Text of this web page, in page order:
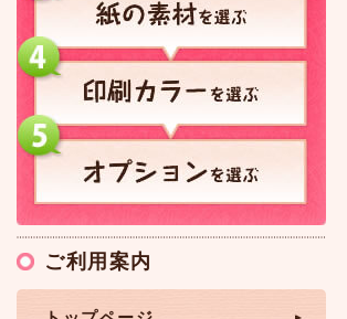
ご利用案内